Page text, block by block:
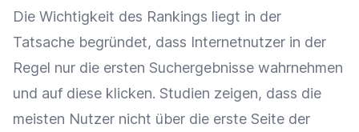
Die Wichtigkeit des Rankings liegt in der
Tatsache begründet, dass Internetnutzer in der
Regel nur die ersten Suchergebnisse wahrnehmen
und auf diese klicken. Studien zeigen, dass die
meisten Nutzer nicht über die erste Seite der